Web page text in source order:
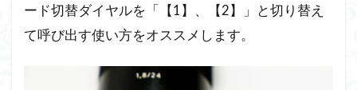
5
設
定
ード切替ダイヤルを「【1】、【2】」と切り替え
て呼び出す使い方をオススメします。